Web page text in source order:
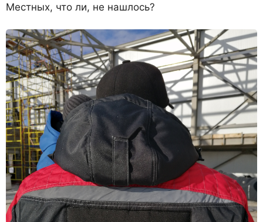
Местных, что ли, не нашлось?